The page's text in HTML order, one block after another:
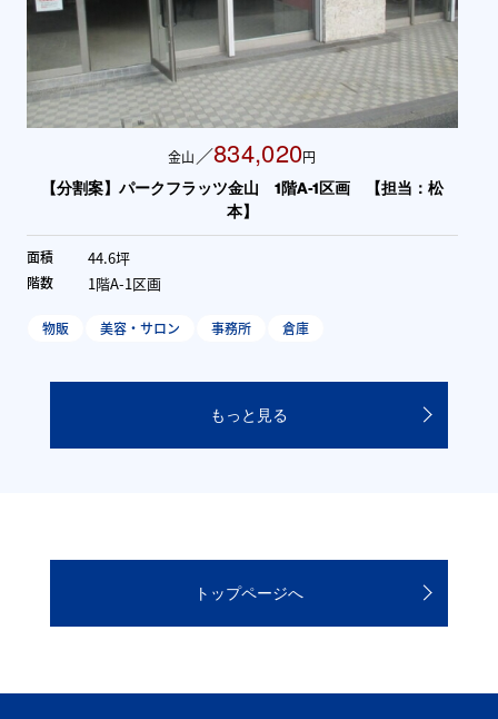
金山／1,368,906
【分割案】パークフラッツ金山 1階A-2区画 【担当：松
面積 88.89坪
階数 1階A-2区画
物販 美容・サロン 事務所
もっと見る
トップページへ